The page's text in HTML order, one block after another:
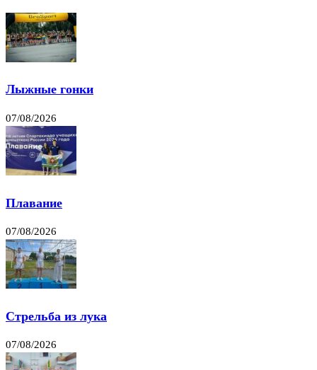
Лыжные гонки
07/08/2026
Плавание
07/08/2026
Стрельба из лука
07/08/2026